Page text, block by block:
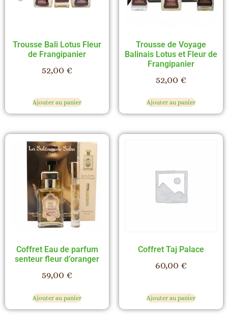
Trousse Bali Lotus Fleur
de Frangipanier
52,00 €
Ajouter au panier
Trousse de Voyage
Balinais Lotus et Fleur de
Frangipanier
52,00 €
Ajouter au panier
Coffret Eau de parfum
senteur fleur d’oranger
59,00 €
Ajouter au panier
Coffret Taj Palace
60,00 €
Ajouter au panier